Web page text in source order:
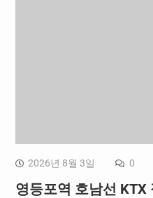
2026년 8월 3일 0
영등포역 호남선